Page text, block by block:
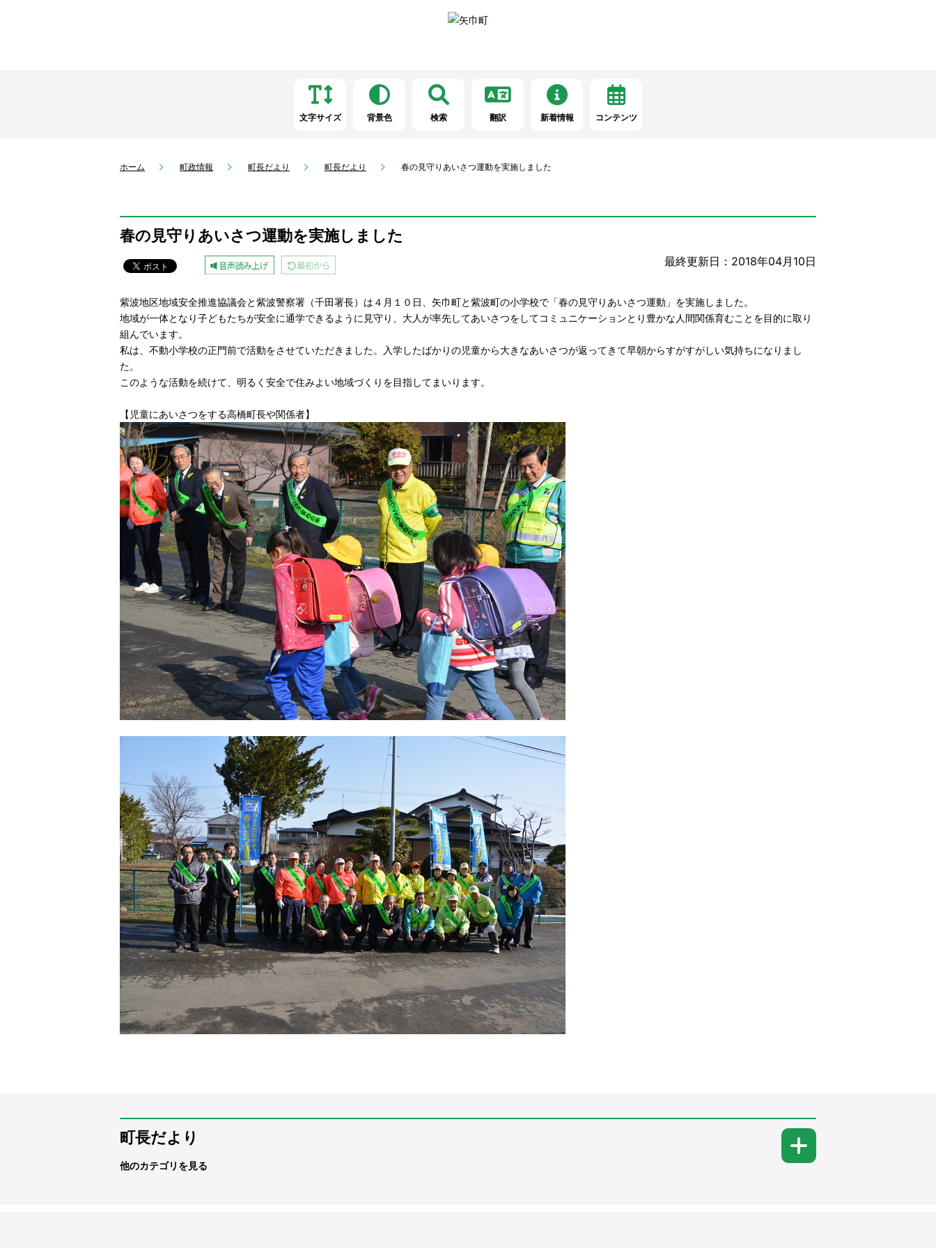
文字サイズ 背景色 検索 翻訳 新着情報 コンテンツ
ホーム 町政情報 町長だより 町長だより 春の見守りあいさつ運動を実施しました
春の見守りあいさつ運動を実施しました
最終更新日：2018年04月10日
紫波地区地域安全推進協議会と紫波警察署（千田署長）は４月１０日、矢巾町と紫波町の小学校で「春の見守りあいさつ運動」を実施しました。
地域が一体となり子どもたちが安全に通学できるように見守り、大人が率先してあいさつをしてコミュニケーションとり豊かな人間関係育むことを目的に取り
組んでいます。
私は、不動小学校の正門前で活動をさせていただきました。入学したばかりの児童から大きなあいさつが返ってきて早朝からすがすがしい気持ちになりまし
た。
このような活動を続けて、明るく安全で住みよい地域づくりを目指してまいります。
【児童にあいさつをする高橋町長や関係者】
町長だより
他のカテゴリを見る